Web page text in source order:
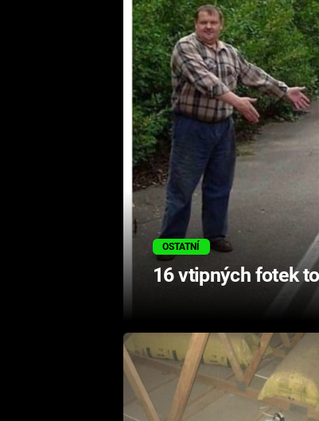
OSTATNÍ
16 vtipných fotek